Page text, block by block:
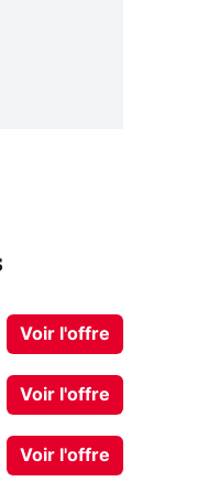
Voir l'offre
Voir l'offre
Voir l'offre